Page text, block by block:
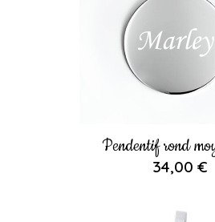
Pendentif rond
34,00 €